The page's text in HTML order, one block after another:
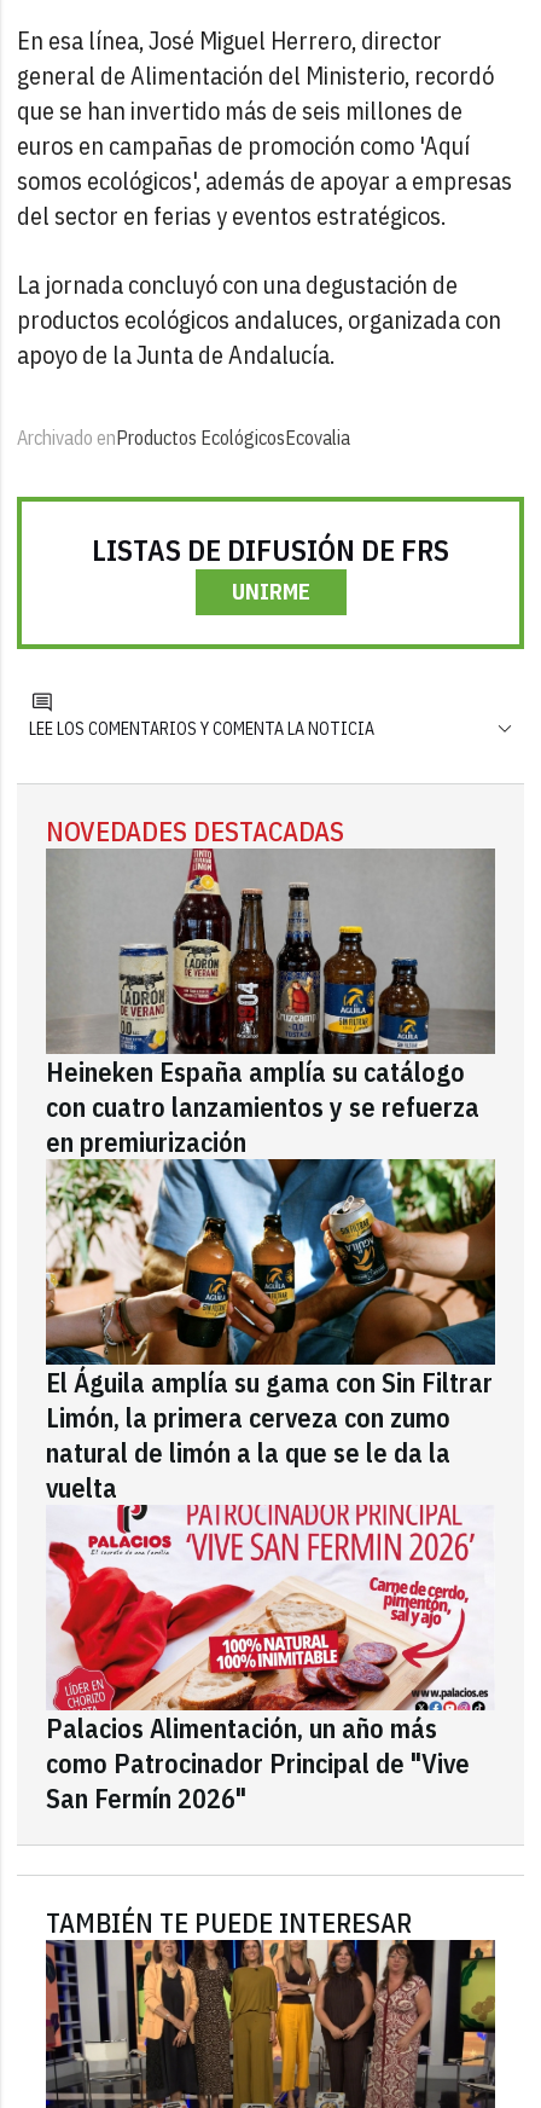
En esa línea, José Miguel Herrero, director
general de Alimentación del Ministerio, recordó
que se han invertido más de seis millones de
euros en campañas de promoción como 'Aquí
somos ecológicos', además de apoyar a empresas
del sector en ferias y eventos estratégicos.
La jornada concluyó con una degustación de
productos ecológicos andaluces, organizada con
apoyo de la Junta de Andalucía.
Archivado enProductos EcológicosEcovalia
LISTAS DE DIFUSIÓN DE FRS
UNIRME
LEE LOS COMENTARIOS Y COMENTA LA NOTICIA
NOVEDADES DESTACADAS
Heineken España amplía su catálogo
con cuatro lanzamientos y se refuerza
en premiurización
El Águila amplía su gama con Sin Filtrar
Limón, la primera cerveza con zumo
natural de limón a la que se le da la
vuelta
Palacios Alimentación, un año más
como Patrocinador Principal de "Vive
San Fermín 2026"
TAMBIÉN TE PUEDE INTERESAR